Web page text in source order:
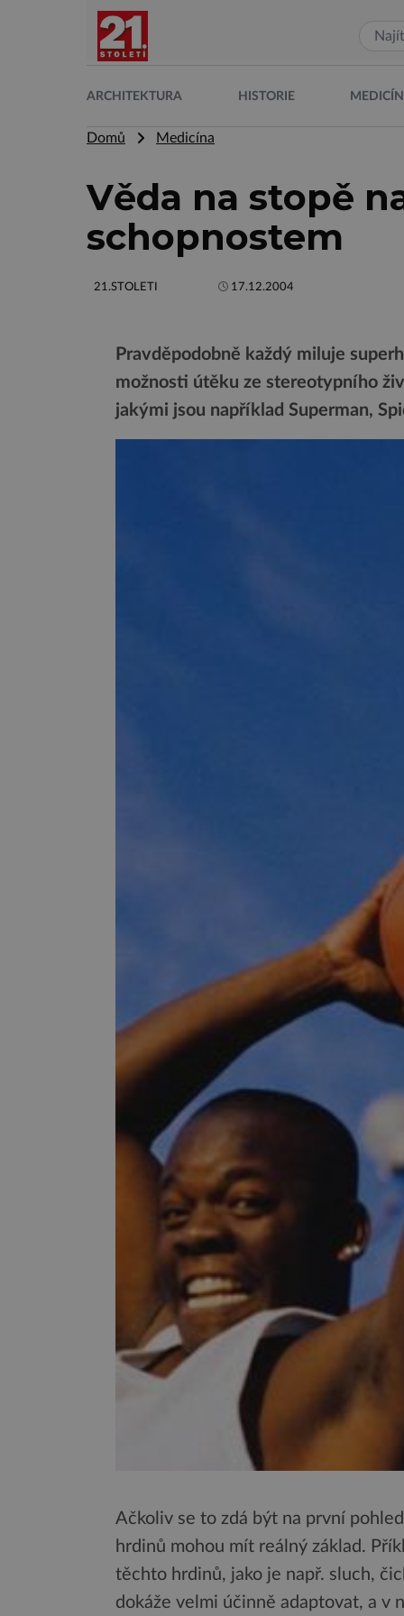
ARCHITEKTURA HISTORIE
Domů Medicína
Věda na stopě
schopnostem
21.STOLETI 17.12.2004
Pravděpodobně každý miluje
možnosti útěku ze stereotypního
jakými jsou například Superman,
Ačkoliv se to zdá být na první
hrdinů mohou mít reálný základ.
těchto hrdinů, jako je např. sluch,
dokáže velmi účinně adaptovat, a v